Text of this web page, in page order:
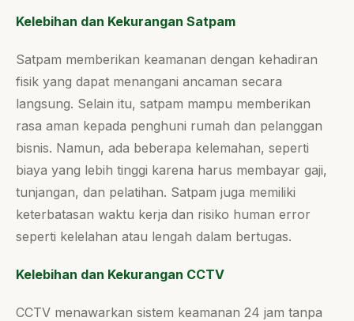
Kelebihan dan Kekurangan Satpam
Satpam memberikan keamanan dengan kehadiran
fisik yang dapat menangani ancaman secara
langsung. Selain itu, satpam mampu memberikan
rasa aman kepada penghuni rumah dan pelanggan
bisnis. Namun, ada beberapa kelemahan, seperti
biaya yang lebih tinggi karena harus membayar gaji,
tunjangan, dan pelatihan. Satpam juga memiliki
keterbatasan waktu kerja dan risiko human error
seperti kelelahan atau lengah dalam bertugas.
Kelebihan dan Kekurangan CCTV
CCTV menawarkan sistem keamanan 24 jam tanpa